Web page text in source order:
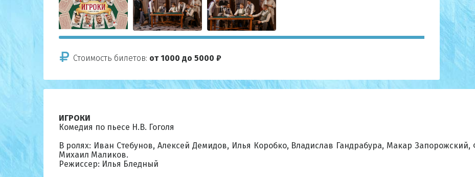
Стоимость билетов: от 1000 до 5000 ₽
ИГРОКИ
Комедия по пьесе Н.В. Гоголя
В ролях: Иван Стебунов, Алексей Демидов, Илья Коробко, Владислав Гандрабура, Макар
Михаил Маликов.
Режиссер: Илья Бледный